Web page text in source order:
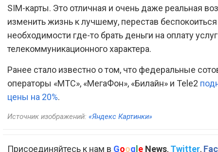
SIM-карты. Это отличная и очень даже реальная
изменить жизнь к лучшему, перестав
необходимости где-то брать деньги на оплату услуг
телекоммуникационного характера.
Ранее стало известно о том, что федеральные
операторы «МТС», «МегаФон», «Билайн» и Tele2
цены на 20%.
Источник изображений: «Яндекс Картинки»
Присоединяйтесь к нам в Google News, Twitter,